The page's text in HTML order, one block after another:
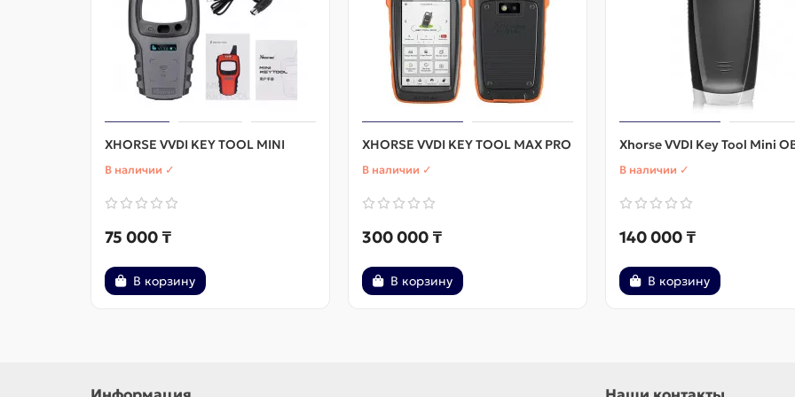
XHORSE VVDI KEY TOOL MINI
В наличии ✓
75 000 ₸
В корзину
XHORSE VVDI KEY TOOL MAX PRO
В наличии ✓
300 000 ₸
В корзину
Xhorse VVDI Key Tool Mini
В наличии ✓
140 000 ₸
В корзину